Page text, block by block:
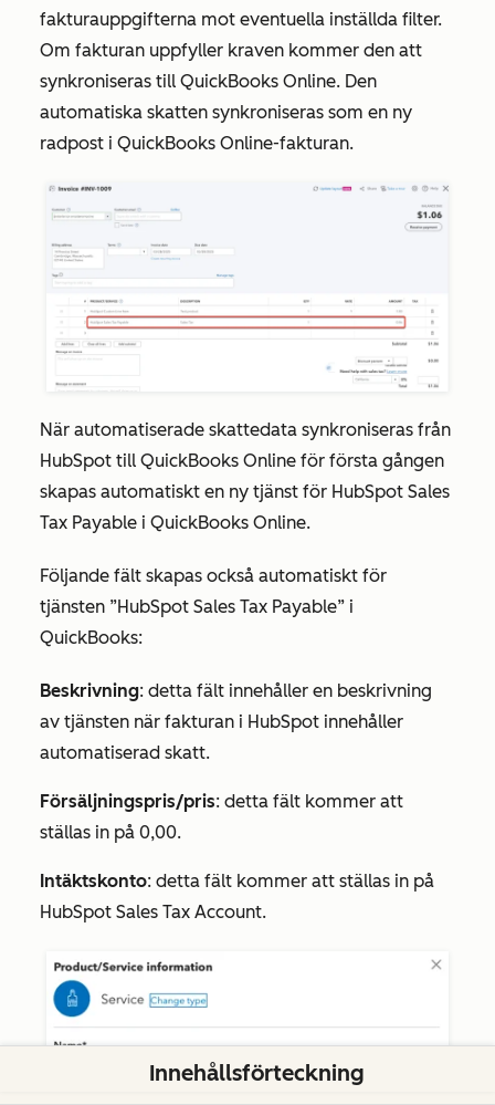
fakturauppgifterna mot eventuella inställda filter.
Om fakturan uppfyller kraven kommer den att
synkroniseras till QuickBooks Online. Den
automatiska skatten synkroniseras som en ny
radpost i QuickBooks Online-fakturan.
När automatiserade skattedata synkroniseras från
HubSpot till QuickBooks Online för första gången
skapas automatiskt en ny tjänst för HubSpot Sales
Tax Payable i QuickBooks Online.
Följande fält skapas också automatiskt för
tjänsten ”HubSpot Sales Tax Payable” i
QuickBooks:
Beskrivning: detta fält innehåller en beskrivning
av tjänsten när fakturan i HubSpot innehåller
automatiserad skatt.
Försäljningspris/pris: detta fält kommer att
ställas in på 0,00.
Intäktskonto: detta fält kommer att ställas in på
HubSpot Sales Tax Account.
Innehållsförteckning